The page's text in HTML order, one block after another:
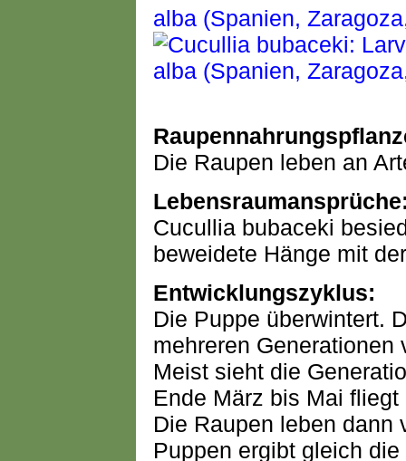
Die Raupen leben an
Cucullia bubaceki
beweidete Hänge mit
Entwicklungszyklus:
Die Puppe überwintert.
mehreren
Meist sieht die
Ende März bis Mai
Die Raupen leben dann
Puppen ergibt gleich